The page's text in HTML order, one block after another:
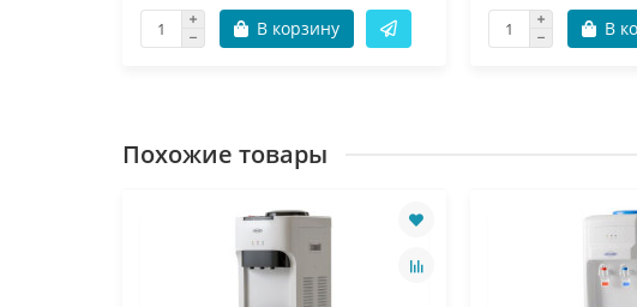
В корзину В
Похожие товары